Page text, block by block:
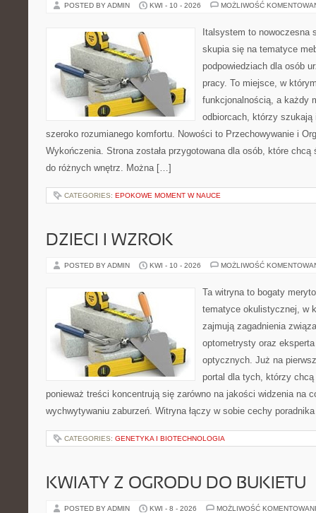
POSTED BY ADMIN KWI - 10 - 2026 MOŻLIWOŚĆ
Italsystem to nowoczesna
skupia się na tematyce
podpowiedziach dla osób
pracy. To miejsce, w
funkcjonalnością, a każdy
odbiorcach, którzy
szeroko rozumianego komfortu. Nowości to Przechowywanie i
Wykończenia. Strona została przygotowana dla osób, które chcą
do różnych wnętrz. Można […]
CATEGORIES: EPOKOWE MOMENT W NAUCE
DZIECI I WZROK
POSTED BY ADMIN KWI - 10 - 2026 MOŻLIWOŚĆ
Ta witryna to bogaty
tematyce okulistycznej, w
zajmują zagadnienia
optometrysty oraz
optycznych. Już na
portal dla tych, którzy
ponieważ treści koncentrują się zarówno na jakości widzenia na
wychwytywaniu zaburzeń. Witryna łączy w sobie cechy
CATEGORIES: GENETYKA I BIOTECHNOLOGIA
KWIATY Z OGRODU DO BUKIETU
POSTED BY ADMIN KWI - 8 - 2026 MOŻLIWOŚĆ